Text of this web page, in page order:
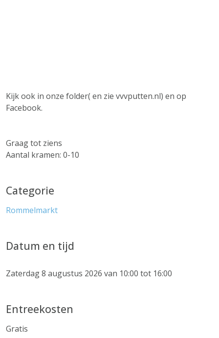
Kijk ook in onze folder( en zie vvvputten.nl) en op
Facebook.
Graag tot ziens
Aantal kramen: 0-10
Categorie
Rommelmarkt
Datum en tijd
Zaterdag 8 augustus 2026 van 10:00 tot 16:00
Entreekosten
Gratis